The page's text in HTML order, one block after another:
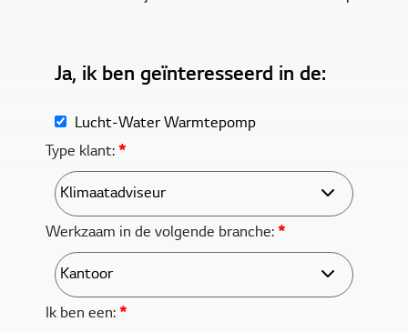
Ja, ik ben geïnteresseerd in de:
Lucht-Water Warmtepomp
Type klant: *
Werkzaam in de volgende branche: *
Ik ben een: *